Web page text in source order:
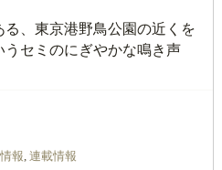
、東京港野鳥公園の近くを
セミのにぎやかな鳴き声
報 連載情報